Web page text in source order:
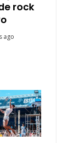
rock
ago